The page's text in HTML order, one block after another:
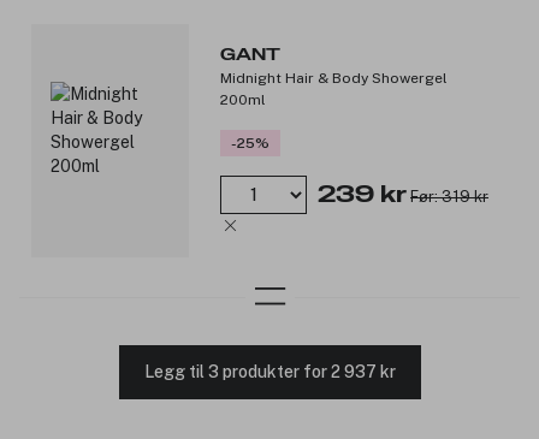
GANT
Midnight Hair & Body Showergel
200ml
-25%
239 kr Før: 319 kr
Legg til 3 produkter for 2 937 kr